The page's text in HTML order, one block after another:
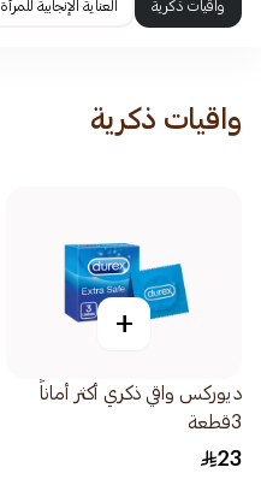
واقيات ذكرية العناية الإنجابية للمرأة
واقيات ذكرية
+
ديوركس واقي ذكري أكثر أماناً
3قطعة
23